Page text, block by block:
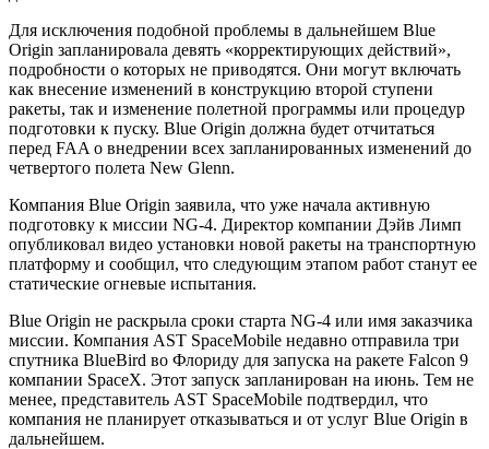
Для исключения подобной проблемы в дальнейшем Blue
Origin запланировала девять «корректирующих действий»,
подробности о которых не приводятся. Они могут включать
как внесение изменений в конструкцию второй ступени
ракеты, так и изменение полетной программы или процедур
подготовки к пуску. Blue Origin должна будет отчитаться
перед FAA о внедрении всех запланированных изменений до
четвертого полета New Glenn.
Компания Blue Origin заявила, что уже начала активную
подготовку к миссии NG-4. Директор компании Дэйв Лимп
опубликовал видео установки новой ракеты на транспортную
платформу и сообщил, что следующим этапом работ станут ее
статические огневые испытания.
Blue Origin не раскрыла сроки старта NG-4 или имя заказчика
миссии. Компания AST SpaceMobile недавно отправила три
спутника BlueBird во Флориду для запуска на ракете Falcon 9
компании SpaceX. Этот запуск запланирован на июнь. Тем не
менее, представитель AST SpaceMobile подтвердил, что
компания не планирует отказываться и от услуг Blue Origin в
дальнейшем.